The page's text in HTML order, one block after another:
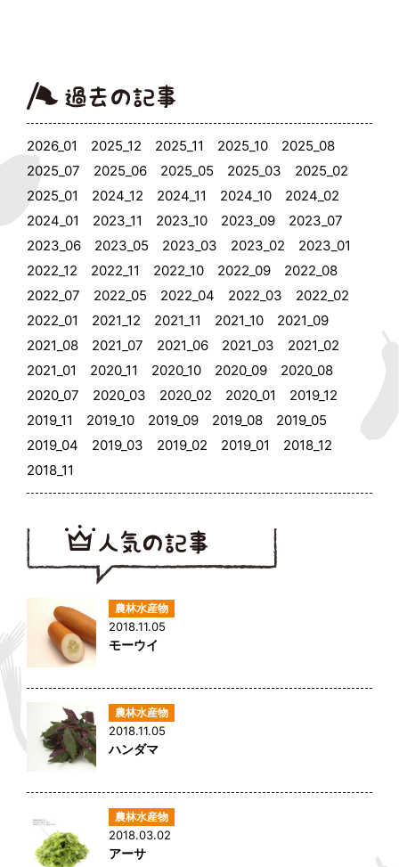
2026_01 2025_12 2025_11 2025_10
2025_08
2025_07
2025_06 2025_05 2025_03
2025_02
2025_01
2024_12 2024_11 2024_10
2024_02
2024_01
2023_11 2023_10 2023_09
2023_07
2023_06
2023_05 2023_03 2023_02
2023_01
2022_12
2022_11 2022_10 2022_09
2022_08
2022_07
2022_05 2022_04 2022_03
2022_02
2022_01
2021_12 2021_11 2021_10
2021_09
2021_08
2021_07 2021_06 2021_03
2021_02
2021_01
2020_11 2020_10 2020_09
2020_08
2020_07
2020_03 2020_02 2020_01
2019_12
2019_11
2019_10 2019_09 2019_08
2019_05
2019_04
2019_03 2019_02 2019_01
2018_12
2018_11
2018.11.05
モーウイ
2018.11.05
ハンダマ
2018.03.02
アーサ